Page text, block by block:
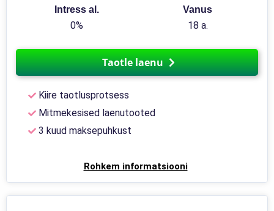
Intress al.
0%
Vanus
18 a.
Taotle laenu
Kiire taotlusprotsess
Mitmekesised laenutooted
3 kuud maksepuhkust
Rohkem informatsiooni